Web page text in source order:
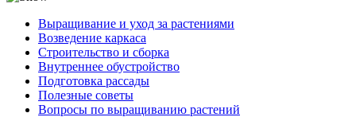
Выращивание и уход за растениями
Возведение каркаса
Строительство и сборка
Внутреннее обустройство
Подготовка рассады
Полезные советы
Вопросы по выращиванию растений